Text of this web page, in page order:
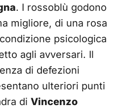
. I rossoblù godono
migliore, di una rosa
psicologica
agli avversari. Il
di defezioni
ulteriori punti
di Vincenzo